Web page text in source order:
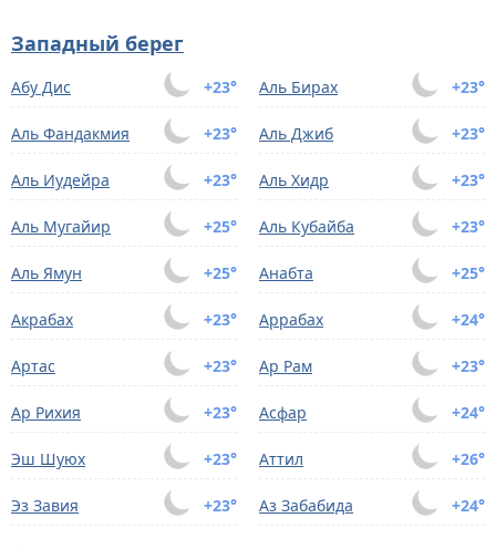
Западный берег
+23°
Абу Дис +23°
Аль Бирах
+23°
Аль Фандакмия +23°
Аль Джиб
+23°
Аль Иудейра +23°
Аль Хидр
+25°
Аль Мугайир +23°
Аль Кубайба
+25°
Аль Ямун +25°
Анабта
+23°
Акрабах +24°
Аррабах
+23°
Артас +23°
Ар Рам
+23°
Ар Рихия +24°
Асфар
+23°
Эш Шуюх +26°
Аттил
+23°
Эз Завия +24°
Аз Забабида